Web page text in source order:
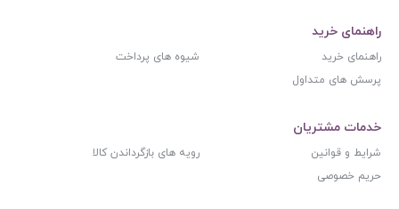
راهنمای خرید
راهنمای خرید
شیوه های پرداخت
پرسش های متداول
خدمات مشتریان
شرایط و قوانین
رویه های بازگرداندن کالا
حریم خصوصی